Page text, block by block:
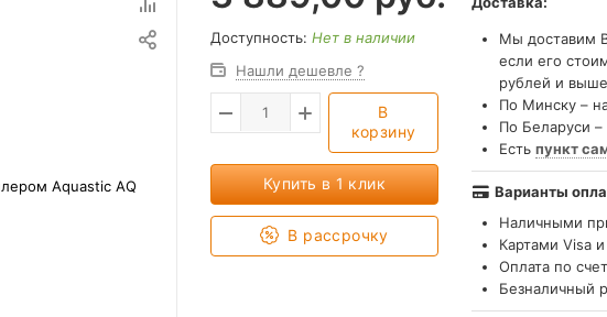
Доступность: Нет в наличии
Нашли дешевле ?
В
корзину
Купить в 1 клик
В рассрочку
Мы доставим
если его
рублей и
По Минску –
По Беларуси
Есть пункт
Варианты
Наличными
Картами Visa
Оплата по
Безналичный